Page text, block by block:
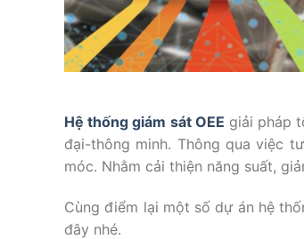
Hệ thống giám sát OEE giải pháp
đại-thông minh. Thông qua việc
móc. Nhằm cải thiện năng suất,
Cùng điểm lại một số dự án hệ
đây nhé.